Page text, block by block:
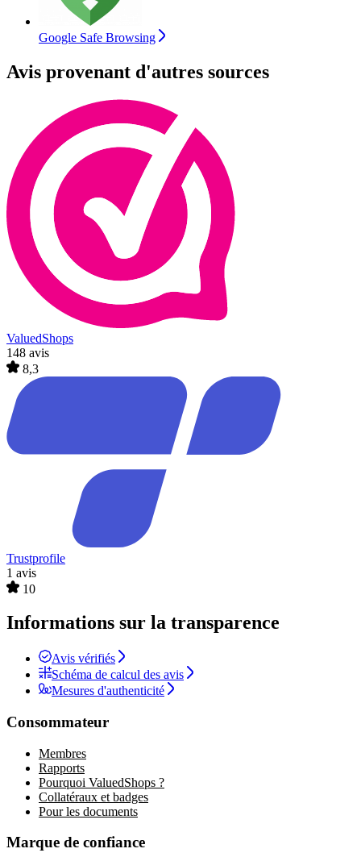
Google Safe Browsing
Avis provenant d'autres sources
ValuedShops
148 avis
8,3
Trustprofile
1 avis
10
Informations sur la transparence
Avis vérifiés
Schéma de calcul des avis
Mesures d'authenticité
Consommateur
Membres
Rapports
Pourquoi ValuedShops ?
Collatéraux et badges
Pour les documents
Marque de confiance